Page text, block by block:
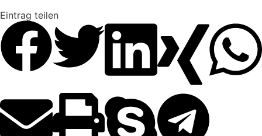
Eintrag teilen